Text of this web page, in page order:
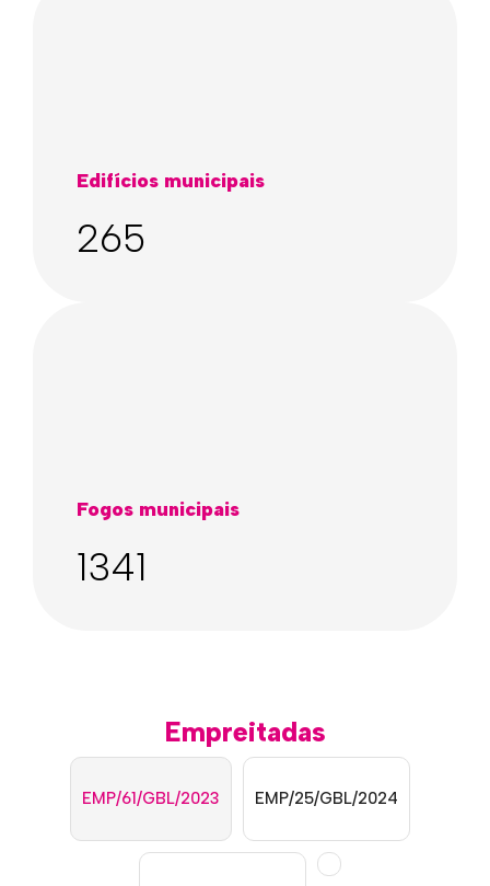
Edifícios municipais
265
Fogos municipais
1341
Empreitadas
EMP/61/GBL/2023 EMP/25/GBL/2024